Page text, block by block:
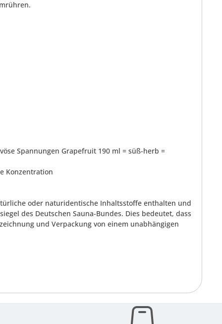
Spannungen Grapefruit 190 ml = süß-herb =
Konzentration
oder naturidentische Inhaltsstoffe enthalten und
des Deutschen Sauna-Bundes. Dies bedeutet, dass
und Verpackung von einem unabhängigen